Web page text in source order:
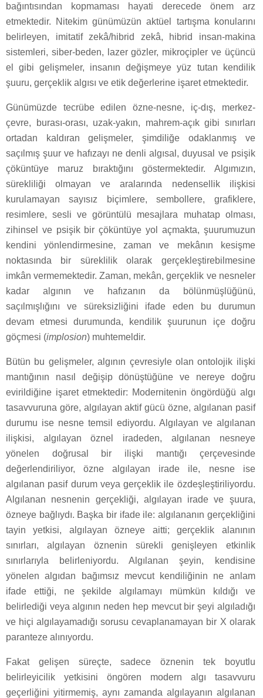
bağıntısından kopmaması hayati derecede önem arz
etmektedir. Nitekim günümüzün aktüel tartışma konularını
belirleyen, imitatif zekâ/hibrid zekâ, hibrid insan-makina
sistemleri, siber-beden, lazer gözler, mikroçipler ve üçüncü
el gibi gelişmeler, insanın değişmeye yüz tutan kendilik
şuuru, gerçeklik algısı ve etik değerlerine işaret etmektedir.
Günümüzde tecrübe edilen özne-nesne, iç-dış, merkez-
çevre, burası-orası, uzak-yakın, mahrem-açık gibi sınırları
ortadan kaldıran gelişmeler, şimdiliğe odaklanmış ve
saçılmış şuur ve hafızayı ne denli algısal, duyusal ve psişik
çöküntüye maruz bıraktığını göstermektedir. Algımızın,
sürekliliği olmayan ve aralarında nedensellik ilişkisi
kurulamayan sayısız biçimlere, sembollere, grafiklere,
resimlere, sesli ve görüntülü mesajlara muhatap olması,
zihinsel ve psişik bir çöküntüye yol açmakta, şuurumuzun
kendini yönlendirmesine, zaman ve mekânın kesişme
noktasında bir süreklilik olarak gerçekleştirebilmesine
imkân vermemektedir. Zaman, mekân, gerçeklik ve nesneler
kadar algının ve hafızanın da bölünmüşlüğünü,
saçılmışlığını ve süreksizliğini ifade eden bu durumun
devam etmesi durumunda, kendilik şuurunun içe doğru
göçmesi (implosion) muhtemeldir.
Bütün bu gelişmeler, algının çevresiyle olan ontolojik ilişki
mantığının nasıl değişip dönüştüğüne ve nereye doğru
evirildiğine işaret etmektedir: Modernitenin öngördüğü algı
tasavvuruna göre, algılayan aktif gücü özne, algılanan pasif
durumu ise nesne temsil ediyordu. Algılayan ve algılanan
ilişkisi, algılayan öznel iradeden, algılanan nesneye
yönelen doğrusal bir ilişki mantığı çerçevesinde
değerlendiriliyor, özne algılayan irade ile, nesne ise
algılanan pasif durum veya gerçeklik ile özdeşleştiriliyordu.
Algılanan nesnenin gerçekliği, algılayan irade ve şuura,
özneye bağlıydı. Başka bir ifade ile: algılananın gerçekliğini
tayin yetkisi, algılayan özneye aitti; gerçeklik alanının
sınırları, algılayan öznenin sürekli genişleyen etkinlik
sınırlarıyla belirleniyordu. Algılanan şeyin, kendisine
yönelen algıdan bağımsız mevcut kendiliğinin ne anlam
ifade ettiği, ne şekilde algılamayı mümkün kıldığı ve
belirlediği veya algının neden hep mevcut bir şeyi algıladığı
ve hiçi algılayamadığı sorusu cevaplanamayan bir X olarak
paranteze alınıyordu.
Fakat gelişen süreçte, sadece öznenin tek boyutlu
belirleyicilik yetkisini öngören modern algı tasavvuru
geçerliğini yitirmemiş, aynı zamanda algılayanın algılanan